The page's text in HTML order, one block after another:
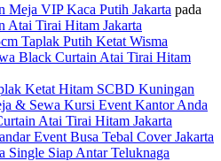
Meja VIP Kaca Putih Jakarta pada
Atai Tirai Hitam Jakarta
Taplak Putih Ketat Wisma
Black Curtain Atai Tirai Hitam
Ketat Hitam SCBD Kuningan
& Sewa Kursi Event Kantor Anda
Atai Tirai Hitam Jakarta
Event Busa Tebal Cover Jakarta
Single Siap Antar Teluknaga